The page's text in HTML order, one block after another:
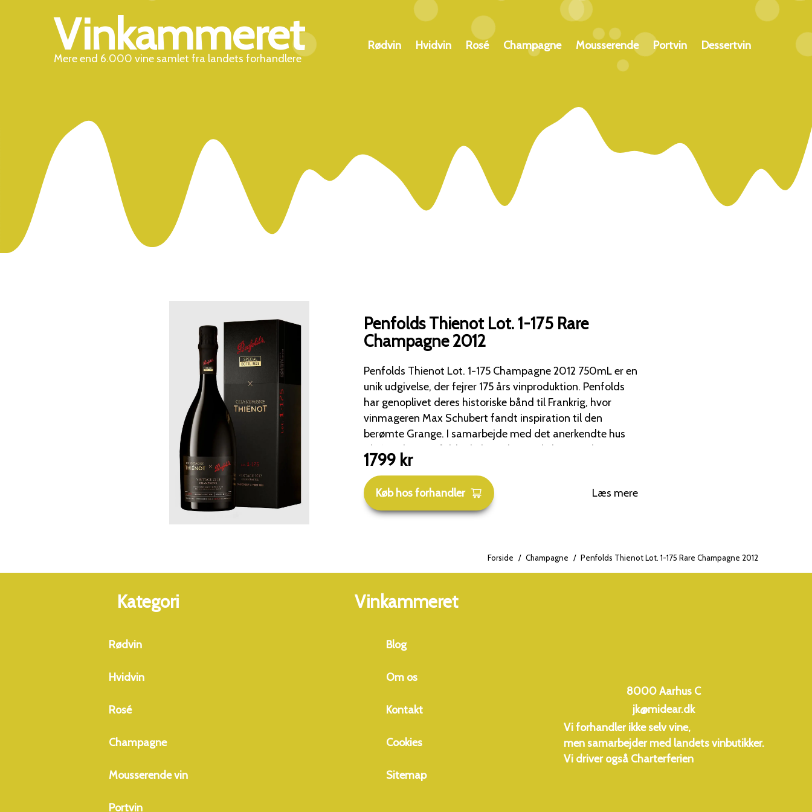
Vinkammeret
Mere end 6.000 vine samlet fra landets forhandlere
Rødvin Hvidvin Rosé Champagne Mousserende Portvin Dessertvin
Penfolds Thienot Lot. 1-175 Rare
Champagne 2012
Penfolds Thienot Lot. 1-175 Champagne 2012 750mL er en
unik udgivelse, der fejrer 175 års vinproduktion. Penfolds
har genoplivet deres historiske bånd til Frankrig, hvor
vinmageren Max Schubert fandt inspiration til den
berømte Grange. I samarbejde med det anerkendte hus
Thiénot har Penfolds skabt en bemærkelsesværdig 2012
Chardonnay Pinot Noir Cuvée. Denne champagne er en
hyldest til fortiden, nutiden og fremtiden og er et sjældent
samlerobjekt med kun få flasker tilgængelige. Oprindelse:
Champagne, Frankrig. Vingårdsregioner inkluderer Vertus,
6,7g/L, pH-værdi: 3,02, Dosering: 4g/L, MLF: 100%. Druer:
50% Chardonnay, 50% Pinot Noir.
1799 kr
Køb hos forhandler Læs mere
Forside / Champagne / Penfolds Thienot Lot. 1-175 Rare Champagne 2012
Kategori
Rødvin
Hvidvin
Rosé
Champagne
Mousserende vin
Portvin
Vinkammeret
Blog
Om os
Kontakt
Cookies
Sitemap
8000 Aarhus C
jk@midear.dk
Vi forhandler ikke selv vine,
men samarbejder med landets vinbutikker.
Vi driver også Charterferien